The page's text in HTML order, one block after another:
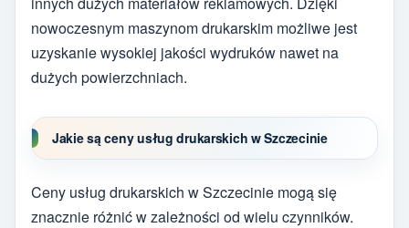
nowoczesnym maszynom drukarskim możliwe jest
uzyskanie wysokiej jakości wydruków nawet na
dużych powierzchniach.
Jakie są ceny usług drukarskich w Szczecinie
Ceny usług drukarskich w Szczecinie mogą się
znacznie różnić w zależności od wielu czynników.